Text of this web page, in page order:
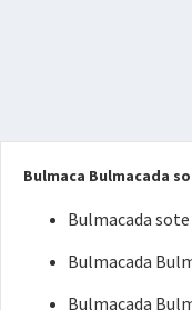
Bulmaca Bulmacada
Bulmacada
Bulmacada
Bulmacada